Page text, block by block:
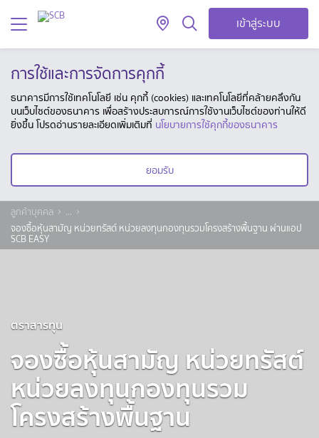
เข้าสู่ระบบ
การใช้และการจัดการคุกกี้
ธนาคารมีการใช้เทคโนโลยี เช่น คุกกี้ (cookies) และเทคโนโลยีที่คล้ายคลึงกัน
บนเว็บไซต์ของธนาคาร เพื่อสร้างประสบการณ์การใช้งานเว็บไซต์ของท่านให้ดี
ยิ่งขึ้น โปรดอ่านรายละเอียดเพิ่มเติมที่ นโยบายการใช้คุกกี้ของธนาคาร
ยอมรับ
ลูกค้าบุคคล
...
จองซื้อหุ้นสามัญ หน่วยทรัสต์ หน่วยลงทุนกองทุนรวมโครงสร้างพื้นฐาน ผ่านแอป
SCB EASY
ตราสารทุน
จองซื้อหุ้นสามัญ หน่วยทรัสต์
หน่วยลงทุนกองทุนรวม
โครงสร้างพื้นฐาน